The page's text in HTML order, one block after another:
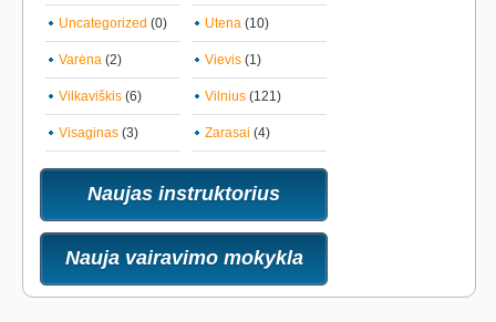
Uncategorized (0) Utena (10)
Varėna (2) Vievis (1)
Vilkaviškis (6) Vilnius (121)
Visaginas (3) Zarasai (4)
Naujas instruktorius
Nauja vairavimo mokykla